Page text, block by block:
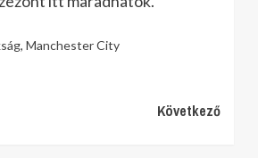
, Manchester City
Következő